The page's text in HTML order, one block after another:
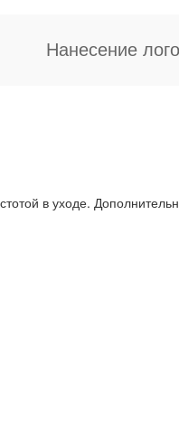
Нанесение
в уходе.